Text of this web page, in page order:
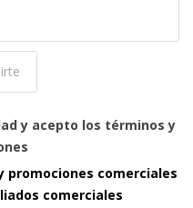
y acepto los términos y
comerciales
comerciales